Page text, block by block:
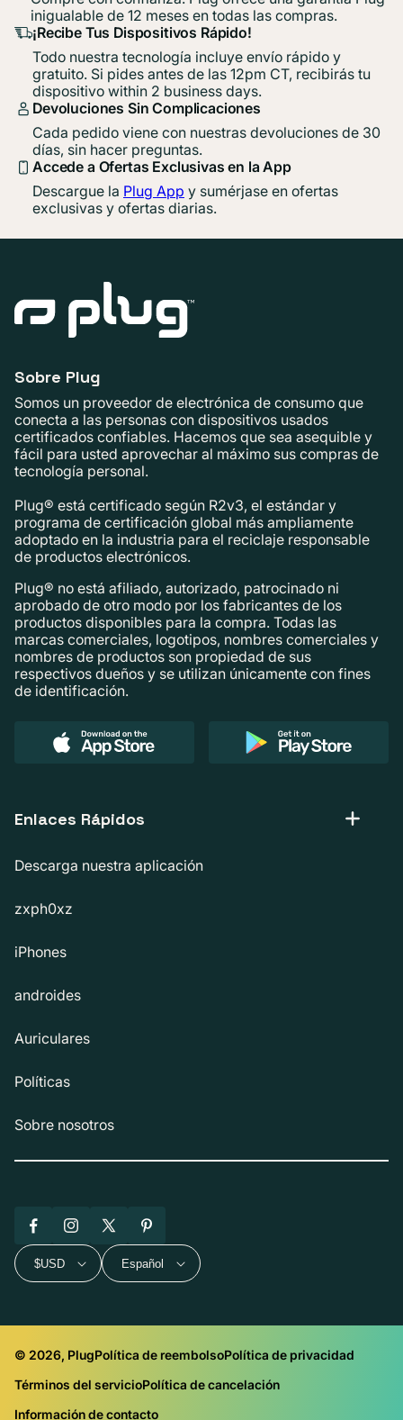
inigualable de 12 meses en todas las compras.
¡Recibe Tus Dispositivos Rápido!
Todo nuestra tecnología incluye envío rápido y
gratuito. Si pides antes de las 12pm CT, recibirás tu
dispositivo within 2 business days.
Devoluciones Sin Complicaciones
Cada pedido viene con nuestras devoluciones de 30
días, sin hacer preguntas.
Accede a Ofertas Exclusivas en la App
Descargue la Plug App y sumérjase en ofertas
exclusivas y ofertas diarias.
Sobre Plug
Somos un proveedor de electrónica de consumo que
conecta a las personas con dispositivos usados ​​
certificados confiables. Hacemos que sea asequible y
fácil para usted aprovechar al máximo sus compras de
tecnología personal.
Plug® está certificado según R2v3, el estándar y
programa de certificación global más ampliamente
adoptado en la industria para el reciclaje responsable
de productos electrónicos.
Plug® no está afiliado, autorizado, patrocinado ni
aprobado de otro modo por los fabricantes de los
productos disponibles para la compra. Todas las
marcas comerciales, logotipos, nombres comerciales y
nombres de productos son propiedad de sus
respectivos dueños y se utilizan únicamente con fines
de identificación.
Enlaces Rápidos
Descarga nuestra aplicación
zxph0xz
iPhones
androides
Auriculares
Políticas
Sobre nosotros
FacebookInstagram
X
(Twitter)
Pinterest
$USD Español
© 2026, PlugPolítica de reembolsoPolítica de privacidad
Términos del servicioPolítica de cancelación
Información de contacto